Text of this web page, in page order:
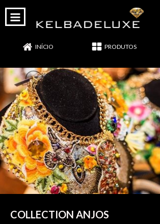
INÍCIO PRODUTOS
COLLECTION ANJOS